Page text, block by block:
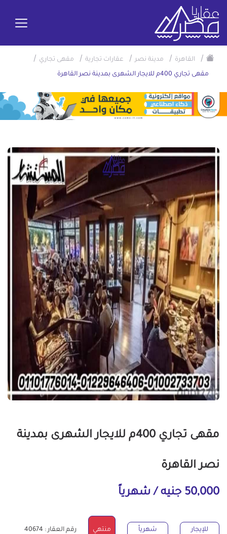
/ القاهرة / مدينة نصر / عقارات تجارية / مقهى تجاري /
مقهى تجاري 400م للايجار الشهرى بمدينة نصر القاهرة
مقهى تجاري 400م للايجار الشهرى بمدينة
نصر القاهرة
50,000 جنيه / شهرياً
للإيجار شهرياً منتهي رقم العقار : 40674